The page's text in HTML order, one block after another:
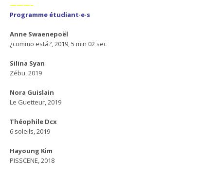
———–
Programme étudiant·e·s
Anne Swaenepoël
¿commo está?, 2019, 5 min 02 sec
Silina Syan
Zébu, 2019
Nora Guislain
Le Guetteur, 2019
Théophile Dcx
6 soleils, 2019
Hayoung Kim
PISSCENE, 2018